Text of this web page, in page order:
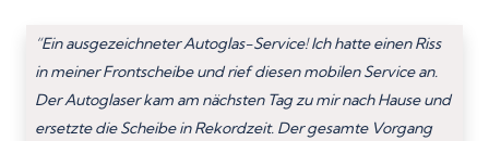
“Ein ausgezeichneter Autoglas-Service! Ich hatte einen Riss
in meiner Frontscheibe und rief diesen mobilen Service an.
Der Autoglaser kam am nächsten Tag zu mir nach Hause und
ersetzte die Scheibe in Rekordzeit. Der gesamte Vorgang